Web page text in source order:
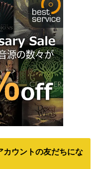
カウントの友だちにな